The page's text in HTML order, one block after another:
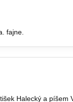
fajne.
Halecký a píšem